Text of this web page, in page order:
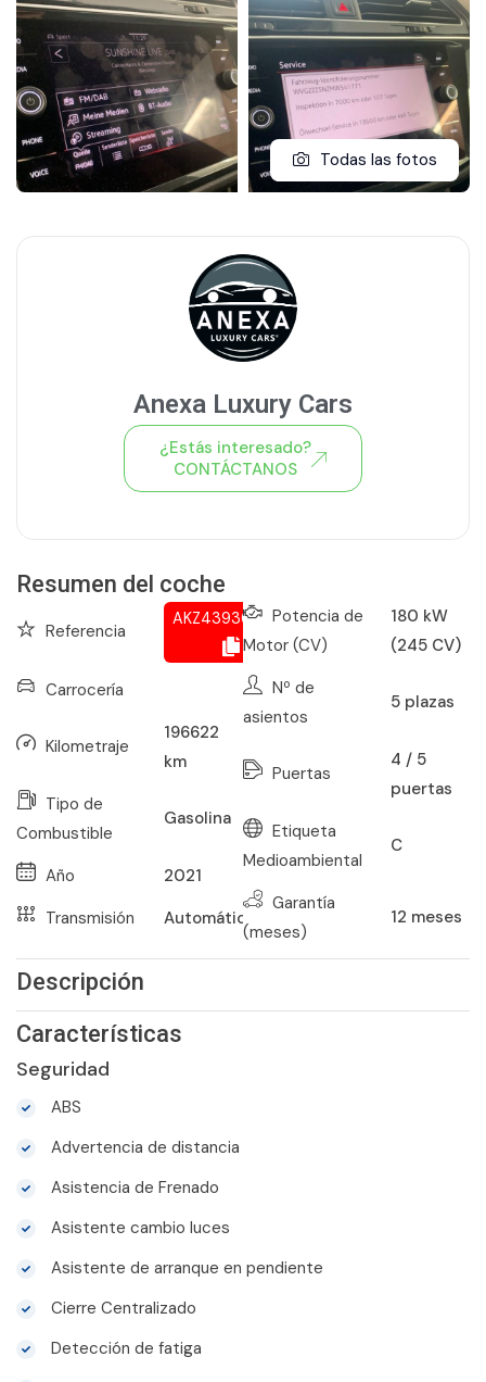
Todas las fotos
Resumen del coche
Referencia
AKZ439369397
Carrocería
Kilometraje
196622
km
Tipo de
Combustible
Gasolina
Año
2021
Transmisión
Automático
Potencia de
Motor (CV)
180 kW
(245 CV)
Nº de
asientos
5 plazas
Puertas
4 / 5
puertas
Etiqueta
Medioambiental
C
Garantía
(meses)
12 meses
Descripción
Características
Seguridad
ABS
Advertencia de distancia
Asistencia de Frenado
Asistente cambio luces
Asistente de arranque en pendiente
Cierre Centralizado
Detección de fatiga
Anexa Luxury Cars
¿Estás interesado?
CONTÁCTANOS